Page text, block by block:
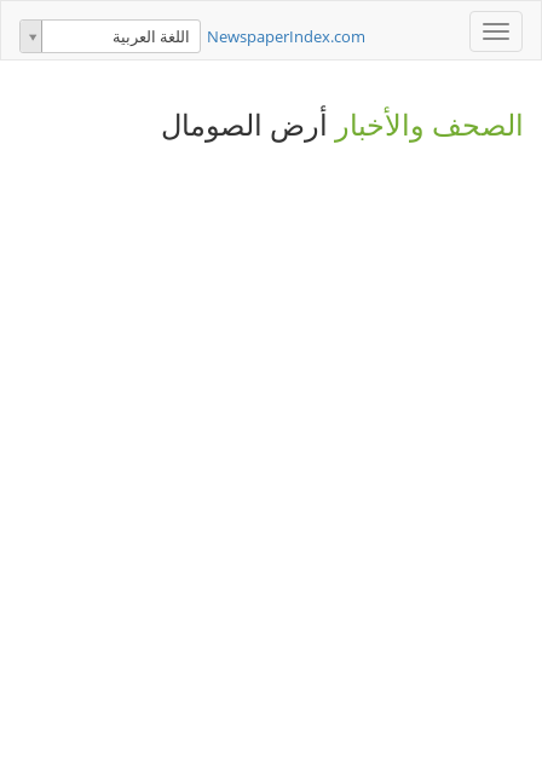
Toggle
navigation
NewspaperIndex.com اللغة العربية
الصحف والأخبار أرض الصومال